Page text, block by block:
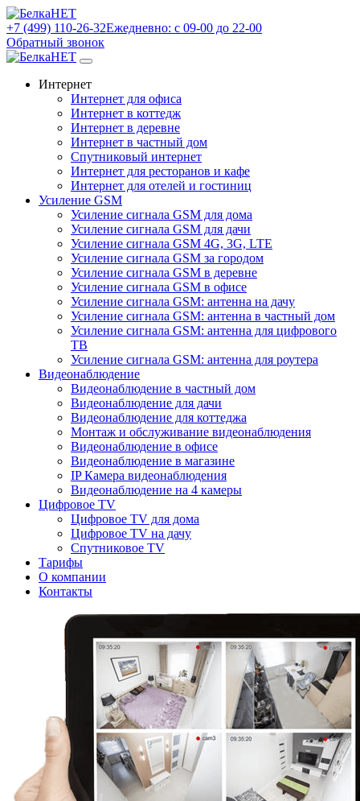
+7 (499) 110-26-32Ежедневно: с 09-00 до 22-00
Обратный звонок
Интернет
Интернет для офиса
Интернет в коттедж
Интернет в деревне
Интернет в частный дом
Спутниковый интернет
Интернет для ресторанов и кафе
Интернет для отелей и гостиниц
Усиление GSM
Усиление сигнала GSM для дома
Усиление сигнала GSM для дачи
Усиление сигнала GSM 4G, 3G, LTE
Усиление сигнала GSM за городом
Усиление сигнала GSM в деревне
Усиление сигнала GSM в офисе
Усиление сигнала GSM: антенна на дачу
Усиление сигнала GSM: антенна в частный дом
Усиление сигнала GSM: антенна для цифрового
ТВ
Усиление сигнала GSM: антенна для роутера
Видеонаблюдение
Видеонаблюдение в частный дом
Видеонаблюдение для дачи
Видеонаблюдение для коттеджа
Монтаж и обслуживание видеонаблюдения
Видеонаблюдение в офисе
Видеонаблюдение в магазине
IP Камера видеонаблюдения
Видеонаблюдение на 4 камеры
Цифровое TV
Цифровое TV для дома
Цифровое TV на дачу
Спутниковое TV
Тарифы
О компании
Контакты